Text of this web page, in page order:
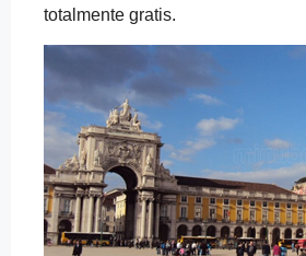
totalmente gratis.